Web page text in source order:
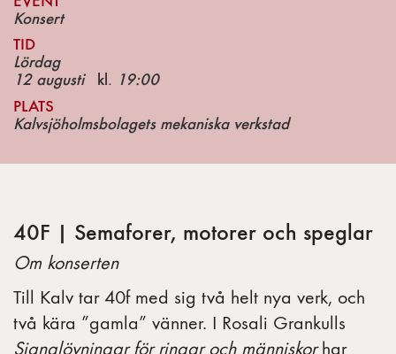
Konsert
TID
Lördag
12 augustikl. 19:00
PLATS
Kalvsjöholmsbolagets mekaniska verkstad
40F | Semaforer, motorer och speglar
Om konserten
Till Kalv tar 40f med sig två helt nya verk, och
två kära ”gamla” vänner. I Rosali Grankulls
Signalövningar för ringar och människorhar